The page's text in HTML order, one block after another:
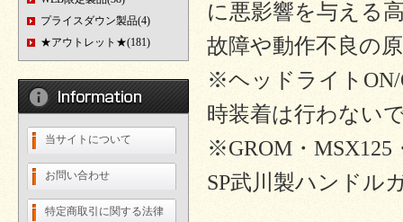
プライスダウン製品(4)
★アウトレット★(181)
当サイトについて
お問い合わせ
特定商取引に関する法律
に悪影響を与える
故障や動作不良の
※ヘッドライトON/
時装着は行わない
※GROM・MSX125
SP武川製ハンドル